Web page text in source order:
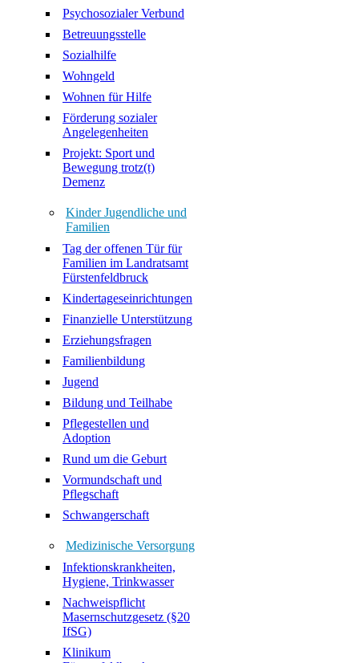
Psychosozialer Verbund
Betreuungsstelle
Sozialhilfe
Wohngeld
Wohnen für Hilfe
Förderung sozialer
Angelegenheiten
Projekt: Sport und
Bewegung trotz(t)
Demenz
Kinder Jugendliche und
Familien
Tag der offenen Tür für
Familien im Landratsamt
Fürstenfeldbruck
Kindertageseinrichtungen
Finanzielle Unterstützung
Erziehungsfragen
Familienbildung
Jugend
Bildung und Teilhabe
Pflegestellen und
Adoption
Rund um die Geburt
Vormundschaft und
Pflegschaft
Schwangerschaft
Medizinische Versorgung
Infektionskrankheiten,
Hygiene, Trinkwasser
Nachweispflicht
Masernschutzgesetz (§20
IfSG)
Klinikum